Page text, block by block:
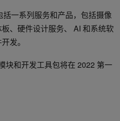
一系列服务和产品，包括摄像
、硬件设计服务、 AI 和系统软
发。
块和开发工具包将在 2022 第一